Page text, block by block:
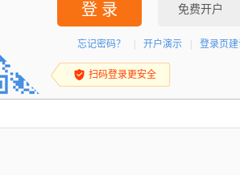
登 录 免费开户
忘记密码？ 开户演示 登录页建
扫码登录更安全